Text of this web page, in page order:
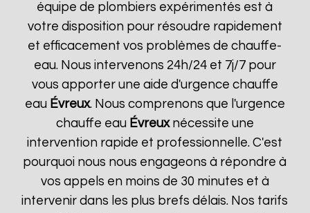
équipe de plombiers expérimentés est à
votre disposition pour résoudre rapidement
et efficacement vos problèmes de chauffe-
eau. Nous intervenons 24h/24 et 7j/7 pour
vous apporter une aide d'urgence chauffe
eau Évreux. Nous comprenons que l'urgence
chauffe eau Évreuxnécessite une
intervention rapide et professionnelle. C'est
pourquoi nous nous engageons à répondre à
vos appels en moins de 30 minutes et à
intervenir dans les plus brefs délais. Nos tarifs